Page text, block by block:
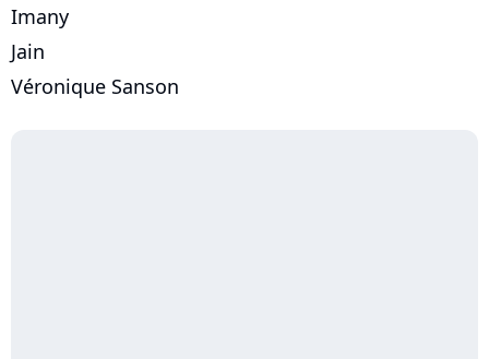
Imany
Jain
Véronique Sanson